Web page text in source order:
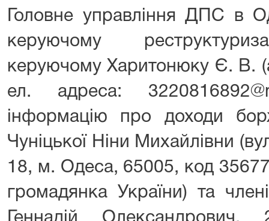
Головне управління ДПС в
керуючому
керуючому Харитонюку Є. В.
ел. адреса:
інформацію про доходи
Чуніцької Ніни Михайлівни
18, м. Одеса, 65005, код
громадянка України) та